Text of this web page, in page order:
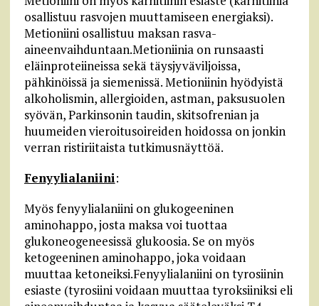
osallistuu rasvojen muuttamiseen energiaksi).
Metioniini osallistuu maksan rasva-
aineenvaihduntaan.Metioniinia on runsaasti
eläinproteiineissa sekä täysjyväviljoissa,
pähkinöissä ja siemenissä. Metioniinin hyödyistä
alkoholismin, allergioiden, astman, paksusuolen
syövän, Parkinsonin taudin, skitsofrenian ja
huumeiden vieroitusoireiden hoidossa on jonkin
verran ristiriitaista tutkimusnäyttöä.
Fenyylialaniini:
Myös fenyylialaniini on glukogeeninen
aminohappo, josta maksa voi tuottaa
glukoneogeneesissä glukoosia. Se on myös
ketogeeninen aminohappo, joka voidaan
muuttaa ketoneiksi.Fenyylialaniini on tyrosiinin
esiaste (tyrosiini voidaan muuttaa tyroksiiniksi eli